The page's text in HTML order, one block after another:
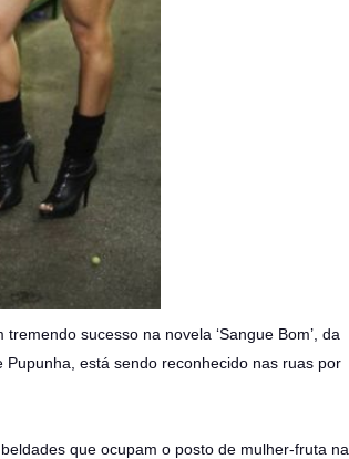
sucesso na novela ‘Sangue Bom’, da
está sendo reconhecido nas ruas por
que ocupam o posto de mulher-fruta na